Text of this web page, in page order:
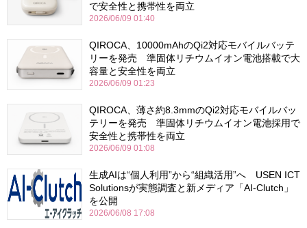
で安全性と携帯性を両立
2026/06/09 01:40
QIROCA、10000mAhのQi2対応モバイルバッテ
リーを発売 準固体リチウムイオン電池搭載で大
容量と安全性を両立
2026/06/09 01:23
QIROCA、薄さ約8.3mmのQi2対応モバイルバッ
テリーを発売 準固体リチウムイオン電池採用で
安全性と携帯性を両立
2026/06/09 01:08
生成AIは“個人利用”から“組織活用”へ USEN ICT
Solutionsが実態調査と新メディア「AI-Clutch」
を公開
2026/06/08 17:08